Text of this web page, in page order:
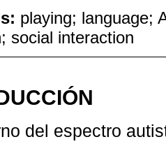
playing; language;
social interaction
del espectro